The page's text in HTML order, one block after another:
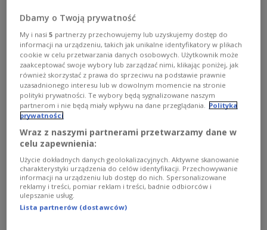
Zobacz więcej na temat:SPORT
ac milan
Silvio Berlusconi
Kolejna kontuzja Ibrahimovicia. Czy to
koniec jego kariery?
Dbamy o Twoją prywatność
My i nasi5 partnerzy przechowujemy lub uzyskujemy dostęp do
informacji na urządzeniu, takich jak unikalne identyfikatory w plikach
cookie w celu przetwarzania danych osobowych. Użytkownik może
zaakceptować swoje wybory lub zarządzać nimi, klikając poniżej, jak
również skorzystać z prawa do sprzeciwu na podstawie prawnie
uzasadnionego interesu lub w dowolnym momencie na stronie
polityki prywatności. Te wybory będą sygnalizowane naszym
partnerom i nie będą miały wpływu na dane przeglądania.
Polityka
prywatności
Wraz z naszymi partnerami przetwarzamy dane w
celu zapewnienia:
Użycie dokładnych danych geolokalizacyjnych. Aktywne skanowanie
charakterystyki urządzenia do celów identyfikacji. Przechowywanie
informacji na urządzeniu lub dostęp do nich. Spersonalizowane
reklamy i treści, pomiar reklam i treści, badnie odbiorców i
ulepszanie usług.
Lista partnerów (dostawców)